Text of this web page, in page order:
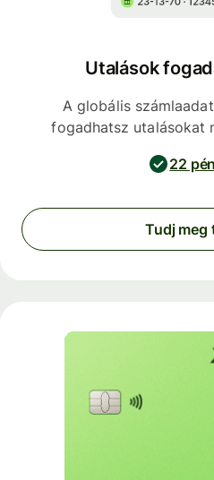
Utalások
A globális
fogadhatsz utalásokat
22
Tudj meg